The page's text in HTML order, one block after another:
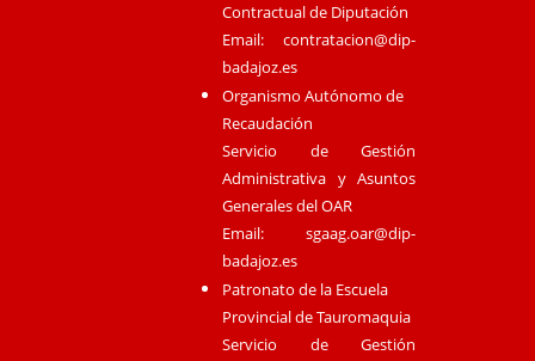
Contractual de Diputación
Email:contratacion@dip-
badajoz.es
Organismo Autónomo de
Recaudación
Servicio de Gestión
Administrativa y Asuntos
Generales del OAR
Email:sgaag.oar@dip-
badajoz.es
Patronato de la Escuela
Provincial de Tauromaquia
Servicio de Gestión